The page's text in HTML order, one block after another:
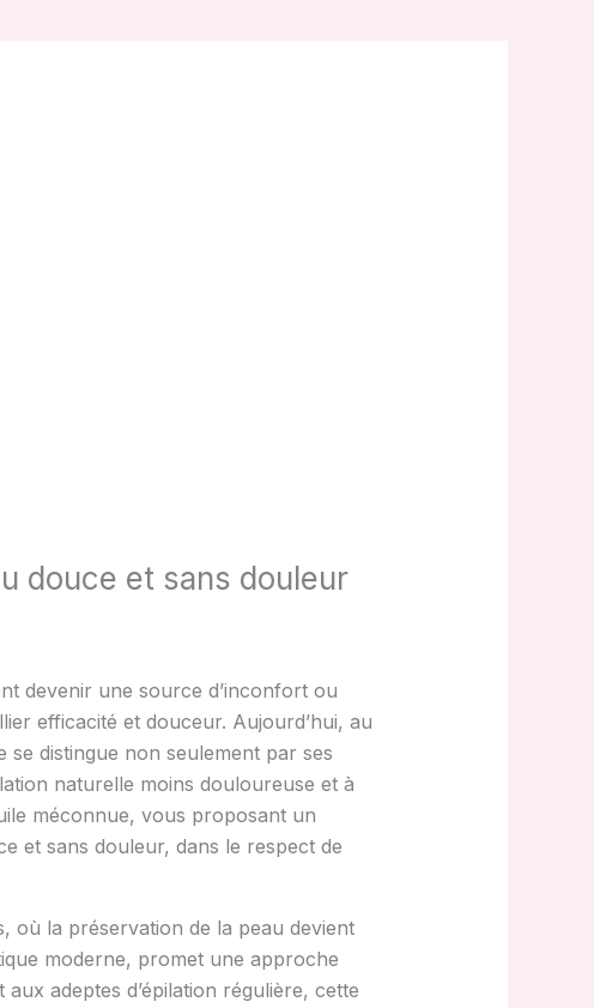
douce et sans douleur
devenir une source d’inconfort ou
efficacité et douceur. Aujourd’hui, au
distingue non seulement par ses
naturelle moins douloureuse et à
méconnue, vous proposant un
et sans douleur, dans le respect de
où la préservation de la peau devient
moderne, promet une approche
adeptes d’épilation régulière, cette